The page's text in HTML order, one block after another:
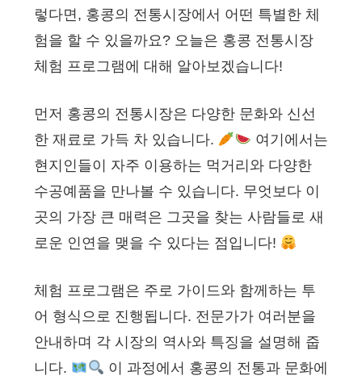
렇다면, 홍콩의 전통시장에서 어떤 특별한 체
험을 할 수 있을까요? 오늘은 홍콩 전통시장
체험 프로그램에 대해 알아보겠습니다!
먼저 홍콩의 전통시장은 다양한 문화와 신선
한 재료로 가득 차 있습니다.
여기에서는
현지인들이 자주 이용하는 먹거리와 다양한
수공예품을 만나볼 수 있습니다. 무엇보다 이
곳의 가장 큰 매력은 그곳을 찾는 사람들로 새
로운 인연을 맺을 수 있다는 점입니다!
체험 프로그램은 주로 가이드와 함께하는 투
어 형식으로 진행됩니다. 전문가가 여러분을
안내하며 각 시장의 역사와 특징을 설명해 줍
니다.
이 과정에서 홍콩의 전통과 문화에